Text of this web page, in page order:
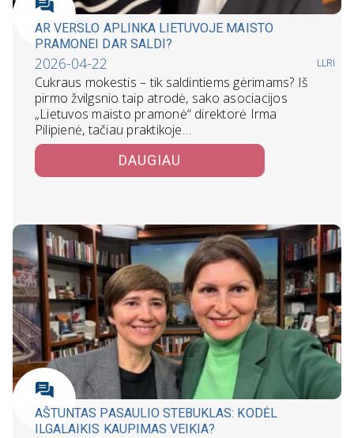
AR VERSLO APLINKA LIETUVOJE MAISTO
PRAMONEI DAR SALDI?
2026-04-22 LLRI
Cukraus mokestis – tik saldintiems gėrimams? Iš
pirmo žvilgsnio taip atrodė, sako asociacijos
„Lietuvos maisto pramonė“ direktorė Irma
Pilipienė, tačiau praktikoje…
DAUGIAU
AŠTUNTAS PASAULIO STEBUKLAS: KODĖL
ILGALAIKIS KAUPIMAS VEIKIA?